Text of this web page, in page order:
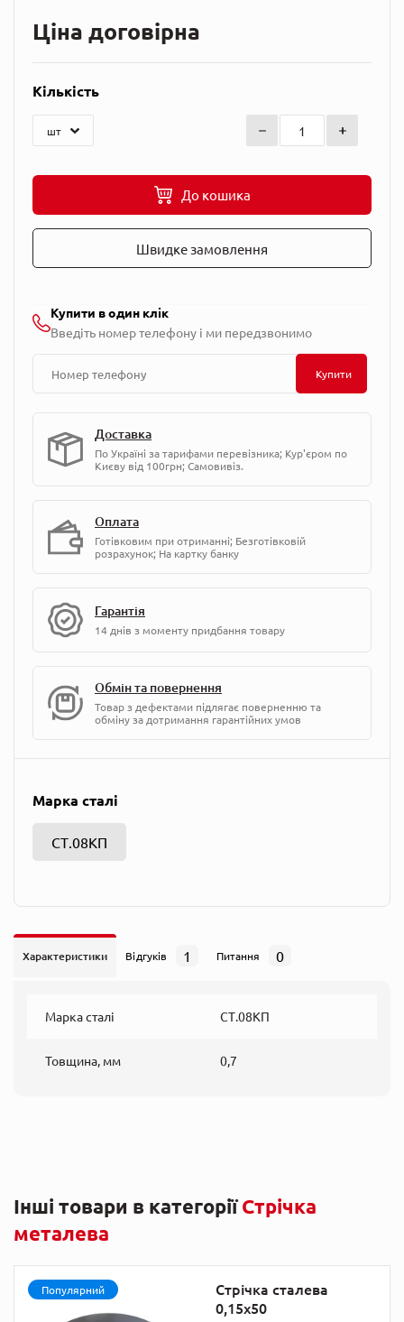
Ціна договірна
Кількість
До кошика
Швидке замовлення
Купити в один клік
Введіть номер телефону і ми передзвонимо
Купити
Доставка
По Україні за тарифами перевізника; Кур'єром по
Києву від 100грн; Самовивіз.
Оплата
Готівковим при отриманні; Безготівковій
розрахунок; На картку банку
Гарантія
14 днів з моменту придбання товару
Обмін та повернення
Товар з дефектами підлягає поверненню та
обміну за дотримання гарантійних умов
Марка сталі
СТ.08КП
Характеристики Відгуків 1 Питання 0
Марка сталі СТ.08КП
Товщина, мм 0,7
Інші товари в категорії Стрічка
металева
Популярний
Стрічка сталева
0,15х50